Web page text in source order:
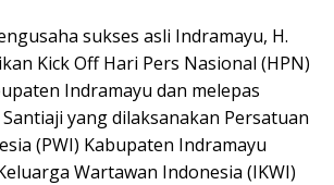
sukses asli Indramayu, H.
Kick Off Hari Pers Nasional (HPN)
Indramayu dan melepas
yang dilaksanakan Persatuan
(PWI) Kabupaten Indramayu
Wartawan Indonesia (IKWI)